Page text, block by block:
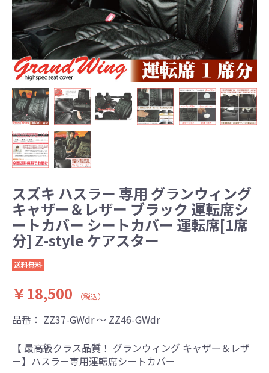
スズキ ハスラー 専用 グランウィング
キャザー＆レザー ブラック 運転席シ
ートカバー シートカバー 運転席[1席
分] Z-style ケアスター
送料無料
￥18,500 （税込）
品番： ZZ37-GWdr ～ ZZ46-GWdr
【 最高級クラス品質！ グランウィング キャザー＆レザ
ー】ハスラー専用運転席シートカバー